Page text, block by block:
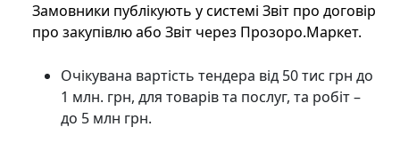
Замовники публікують у системі Звіт про договір
про закупівлю або Звіт через Прозоро.Маркет.
Очікувана вартість тендера від 50 тис грн до
1 млн. грн, для товарів та послуг, та робіт –
до 5 млн грн.